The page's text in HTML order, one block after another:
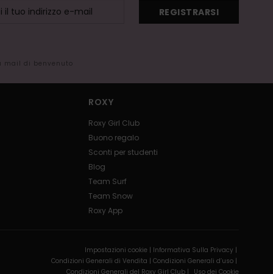
REGISTRARSI
mail di benvenuto
ROXY
Roxy Girl Club
Buono regalo
Sconti per studenti
Blog
Team Surf
Team Snow
Roxy App
Impostazioni cookie | Informativa Sulla Privacy |
Condizioni Generali di Vendita | Condizioni Generali d’uso |
Condizioni Generali del Roxy Girl Club |
Uso dei Cookie